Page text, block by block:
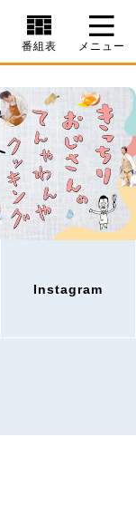
番組表 メニュー
Instagram